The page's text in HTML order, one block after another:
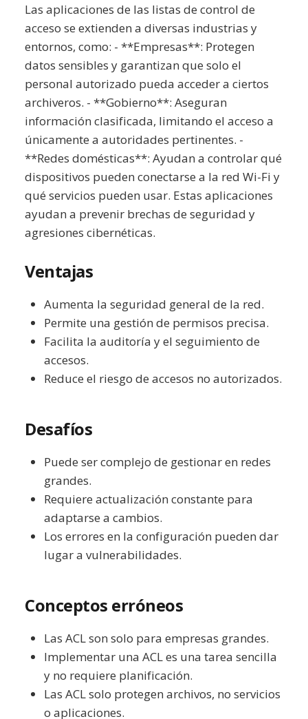
Las aplicaciones de las listas de control de
acceso se extienden a diversas industrias y
entornos, como: - **Empresas**: Protegen
datos sensibles y garantizan que solo el
personal autorizado pueda acceder a ciertos
archiveros. - **Gobierno**: Aseguran
información clasificada, limitando el acceso a
únicamente a autoridades pertinentes. -
**Redes domésticas**: Ayudan a controlar qué
dispositivos pueden conectarse a la red Wi-Fi y
qué servicios pueden usar. Estas aplicaciones
ayudan a prevenir brechas de seguridad y
agresiones cibernéticas.
Ventajas
Aumenta la seguridad general de la red.
Permite una gestión de permisos precisa.
Facilita la auditoría y el seguimiento de
accesos.
Reduce el riesgo de accesos no autorizados.
Desafíos
Puede ser complejo de gestionar en redes
grandes.
Requiere actualización constante para
adaptarse a cambios.
Los errores en la configuración pueden dar
lugar a vulnerabilidades.
Conceptos erróneos
Las ACL son solo para empresas grandes.
Implementar una ACL es una tarea sencilla
y no requiere planificación.
Las ACL solo protegen archivos, no servicios
o aplicaciones.